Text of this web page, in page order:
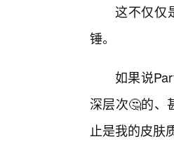
这不仅仅
锤。
如果说
深层次🤔的、
止是我的皮肤